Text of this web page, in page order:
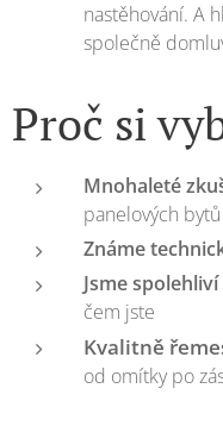
nastěhování. A
společně
Proč si
Mnohaleté
panelových bytů
Známe
Jsme
čem jste
Kvalitně
od omítky po